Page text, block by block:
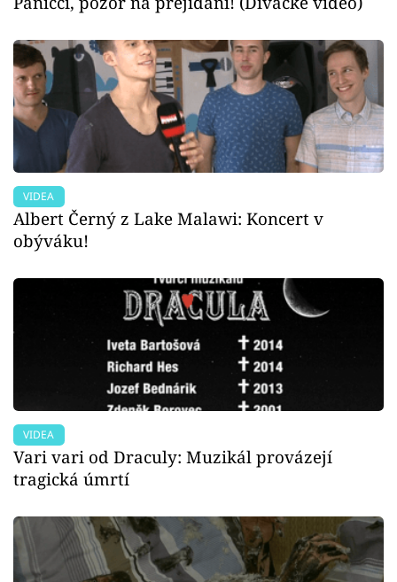
VIDEA
Albert Černý z Lake Malawi: Koncert v
obýváku!
VIDEA
Vari vari od Draculy: Muzikál provázejí
tragická úmrtí